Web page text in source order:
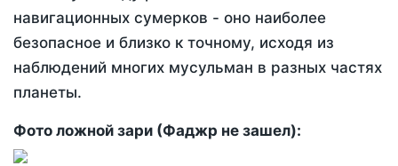
навигационных сумерков - оно наиболее
безопасное и близко к точному, исходя из
наблюдений многих мусульман в разных частях
планеты.
Фото ложной зари (Фаджр не зашел):